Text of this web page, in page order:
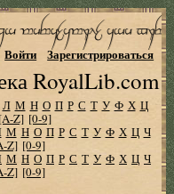
RoyalLib.com
Войти Зарегистрироваться
Л М Н О П Р С Т У Ф Х Ц
[A-Z] [0-9]
М Н О П Р С Т У Ф Х Ц Ч
Z] [0-9]
М Н О П Р С Т У Ф Х Ц Ч
Z] [0-9]